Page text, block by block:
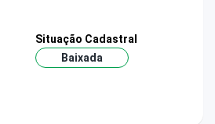
Situação Cadastral
Baixada